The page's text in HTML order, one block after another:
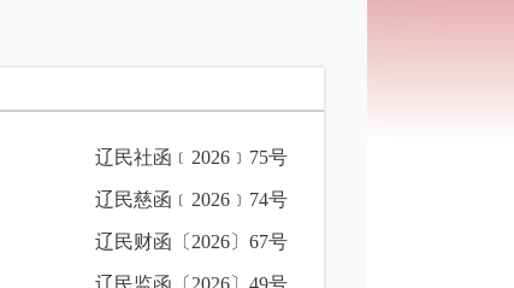
辽民社函﹝2026﹞75号
辽民慈函﹝2026﹞74号
辽民财函〔2026〕67号
辽民监函〔2026〕49号